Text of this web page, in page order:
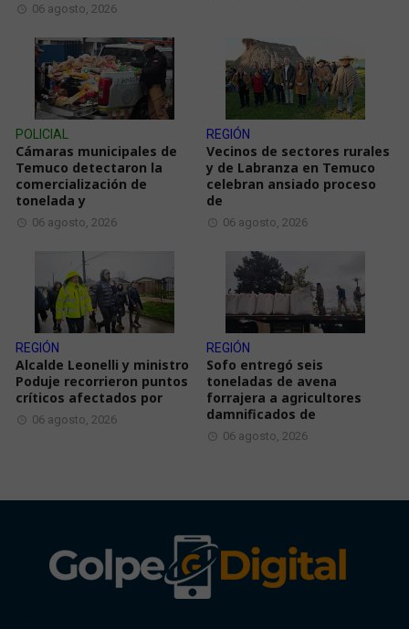
06 agosto, 2026
POLICIAL
Cámaras municipales de
Temuco detectaron la
comercialización de
tonelada y
06 agosto, 2026
REGIÓN
Vecinos de sectores rurales
y de Labranza en Temuco
celebran ansiado proceso
de
06 agosto, 2026
REGIÓN
Alcalde Leonelli y ministro
Poduje recorrieron puntos
críticos afectados por
06 agosto, 2026
REGIÓN
Sofo entregó seis
toneladas de avena
forrajera a agricultores
damnificados de
06 agosto, 2026